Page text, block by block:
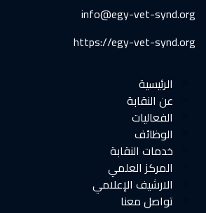
info@egy-vet-synd.org
https://egy-vet-synd.org
الرئيسية
عن النقابة
الفعاليات
الوظائف
خدمات النقابة
المركز العلمي
الارشيف الإعلامي
تواصل معنا